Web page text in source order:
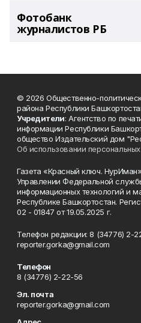
Фотобанк
журналистов РБ
© 2026 Общественно-
района Республики
Учредители: Агентство по
информации Республики
общество Издательский дом
Об использовании
Газета «Красный ключ.
Управлении Федеральной
информационных технологий и
Республике Башкортостан.
02 - 01847 от 19.05.2025 г.
Телефон редакции: 8 (34776) 2-
reporter.gorka@gmail.com
Телефон
8 (34776) 2-22-56
Эл. почта
reporter.gorka@gmail.com